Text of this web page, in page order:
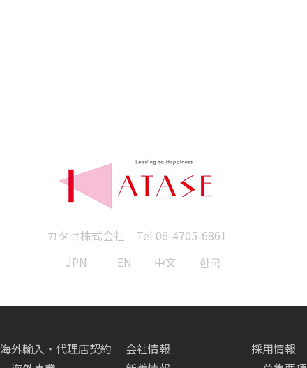
カタセ株式会社 Tel 06-4705-6861
JPN
EN 中文 한국
海外輸入・代理店契約
会社情報
採用情報